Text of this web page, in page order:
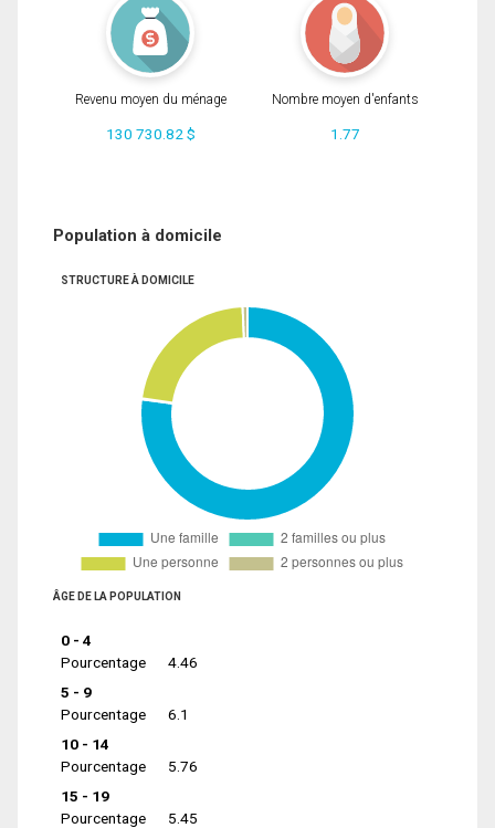
Revenu moyen du ménage
130 730.82 $
Nombre moyen d'enfants
1.77
Population à domicile
STRUCTURE À DOMICILE
ÂGE DE LA POPULATION
0 - 4
Pourcentage
4.46
5 - 9
Pourcentage
6.1
10 - 14
Pourcentage
5.76
15 - 19
Pourcentage
5.45